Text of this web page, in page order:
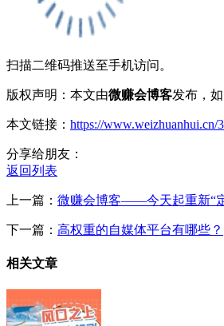
扫描二维码推送至手机访问。
版权声明：本文由微赚会博客发布，
本文链接： https://www.weizhuanhui.cn/
分享给朋友：
返回列表
上一篇： 微赚会博客——今天起重新“
下一篇： 高权重的自媒体平台有哪些？
相关文章